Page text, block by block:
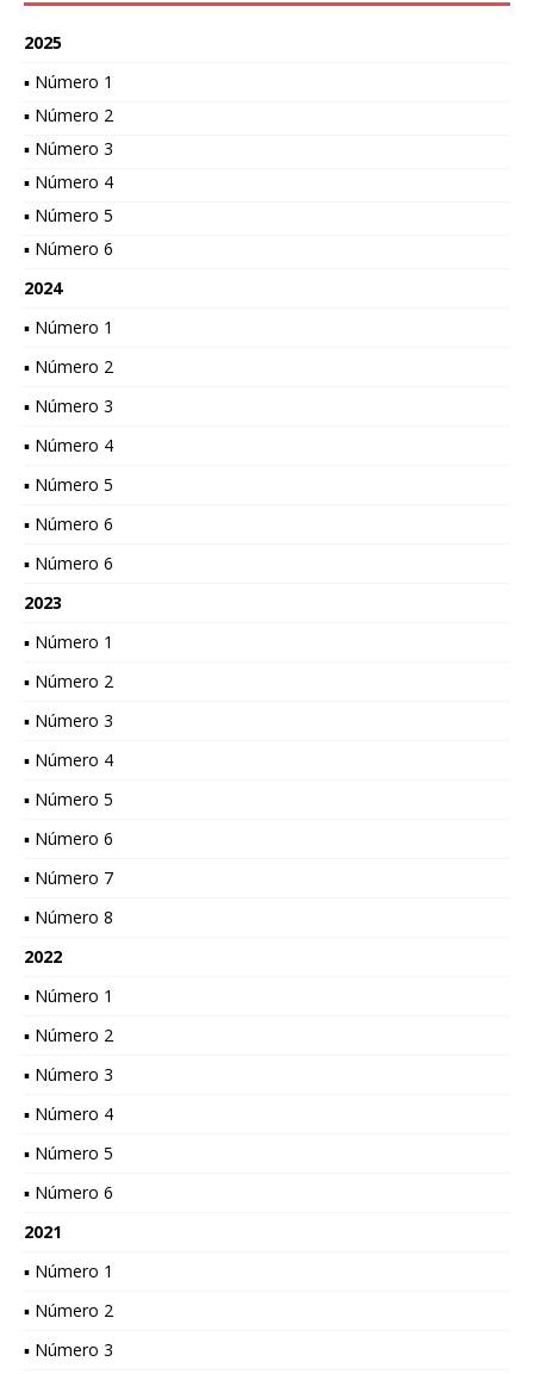
2025
▪ Número 1
▪ Número 2
▪ Número 3
▪ Número 4
▪ Número 5
▪ Número 6
2024
▪ Número 1
▪ Número 2
▪ Número 3
▪ Número 4
▪ Número 5
▪ Número 6
▪ Número 6
2023
▪ Número 1
▪ Número 2
▪ Número 3
▪ Número 4
▪ Número 5
▪ Número 6
▪ Número 7
▪ Número 8
2022
▪ Número 1
▪ Número 2
▪ Número 3
▪ Número 4
▪ Número 5
▪ Número 6
2021
▪ Número 1
▪ Número 2
▪ Número 3